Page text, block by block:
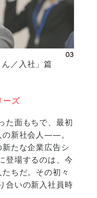
／入社」篇
ーズ
た面もちで、最初
の新社会人――。
たな企業広告シ
登場するのは、今
ちだ。その初々
合いの新入社員時